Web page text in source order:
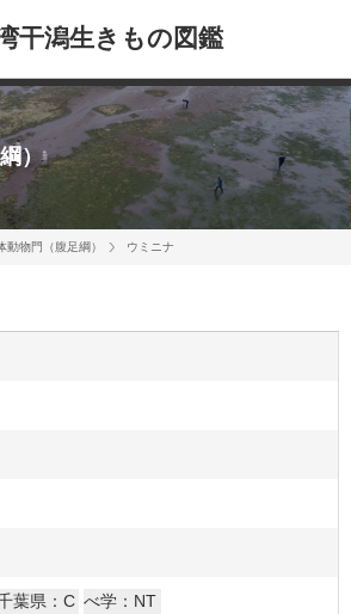
干潟生きもの図鑑
）
動物門（腹足綱） ウミニナ
葉県：C べ学：NT